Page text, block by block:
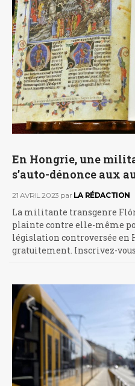
En Hongrie, une
s’auto-dénonce aux
21 AVRIL 2023 par LA RÉDACTION
La militante transgenre
plainte contre elle-même
législation controversée en
gratuitement. Inscrivez-